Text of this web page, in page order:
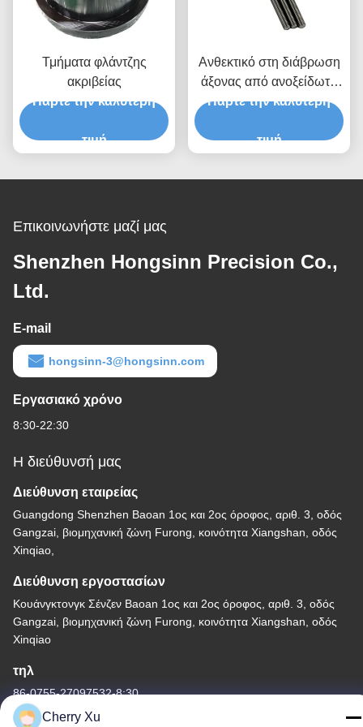
Τμήματα φλάντζης
ακριβείας
Πάρτε την καλύτερη
τιμή
Ανθεκτικό στη διάβρωση
άξονας από ανοξείδωτο
χάλυβα υψηλής ακρίβειας
μηχανικά μέρη άξονα
Πάρτε την καλύτερη
τιμή
Επικοινωνήστε μαζί μας
Shenzhen Hongsinn Precision Co.,
Ltd.
E-mail
hongsinn-3@hongsinn.com
Εργασιακό χρόνο
8:30-22:30
Η διεύθυνσή μας
Διεύθυνση εταιρείας
Guangdong Shenzhen Baoan 1ος και 2ος όροφος, αριθ. 3, οδός
Gangzai, βιομηχανική ζώνη Furong, κοινότητα Xiangshan, οδός
Xinqiao,
Διεύθυνση εργοστασίων
Κουάνγκτονγκ Σένζεν Baoan 1ος και 2ος όροφος, αριθ. 3, οδός
Gangzai, βιομηχανική ζώνη Furong, κοινότητα Xiangshan, οδός
Xinqiao
τηλ
86-0755-27097532-8:30
Cherry Xu